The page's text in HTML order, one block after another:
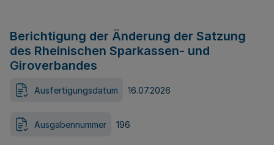
Berichtigung der Änderung der Satzung
des Rheinischen Sparkassen- und
Giroverbandes
Ausfertigungsdatum 16.07.2026
Ausgabennummer 196